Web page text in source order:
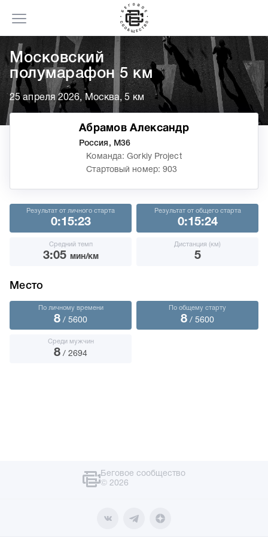
Московский
полумарафон 5 км
25 апреля 2026, Москва, 5 км
Абрамов Александр
Россия, М36
Команда: Gorkiy Project
Стартовый номер: 903
Результат от личного старта
0:15:23
Результат от общего старта
0:15:24
Средний темп
3:05 мин/км
Дистанция (км)
5
Место
По личному времени
8 / 5600
По общему старту
8 / 5600
Среди мужчин
8 / 2694
Беговое сообщество
© 2026